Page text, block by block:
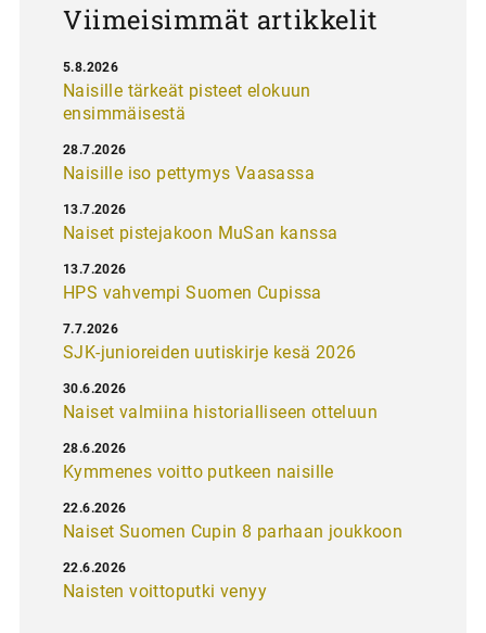
Viimeisimmät artikkelit
Naisille tärkeät pisteet elokuun
ensimmäisestä
5.8.2026
Naisille iso pettymys Vaasassa
28.7.2026
Naiset pistejakoon MuSan kanssa
13.7.2026
HPS vahvempi Suomen Cupissa
13.7.2026
SJK-junioreiden uutiskirje kesä 2026
7.7.2026
Naiset valmiina historialliseen otteluun
30.6.2026
Kymmenes voitto putkeen naisille
28.6.2026
Naiset Suomen Cupin 8 parhaan joukkoon
22.6.2026
Naisten voittoputki venyy
22.6.2026